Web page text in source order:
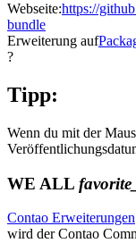
Webseite:https://
bundle
Erweiterung auf
?
Tipp:
Wenn du mit der
WE ALL
Contao Erweiterungen
wird der Contao